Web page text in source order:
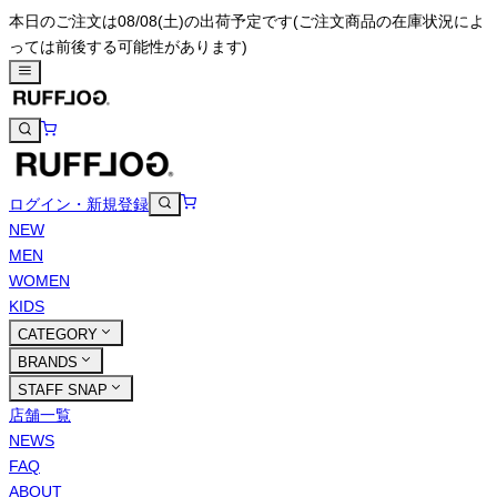
本日のご注文は08/08(土)の出荷予定です(ご注文商品の在庫状況によ
っては前後する可能性があります)
ログイン・新規登録
NEW
MEN
WOMEN
KIDS
CATEGORY
BRANDS
STAFF SNAP
店舗一覧
NEWS
FAQ
ABOUT